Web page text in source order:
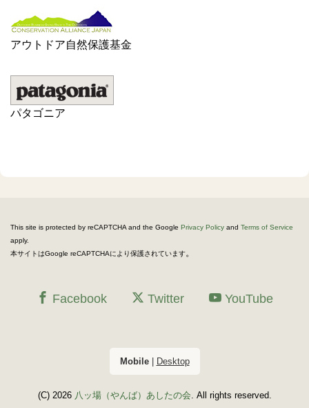
アウトドア自然保護基金
パタゴニア
This site is protected by reCAPTCHA and the Google Privacy Policy and Terms of Service
apply.
本サイトはGoogle reCAPTCHAにより保護されています。
Facebook Twitter YouTube
Mobile| Desktop
(C) 2026 八ッ場（やんば）あしたの会 . All rights reserved.